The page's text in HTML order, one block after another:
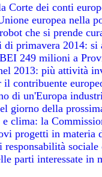
Corte dei conti
europea nella
che si prende
di primavera 2014: si
249 milioni a
2013: più attività
contribuente
di un'Europa
giorno della
e clima: la
progetti in materia
responsabilità
parti interessate in